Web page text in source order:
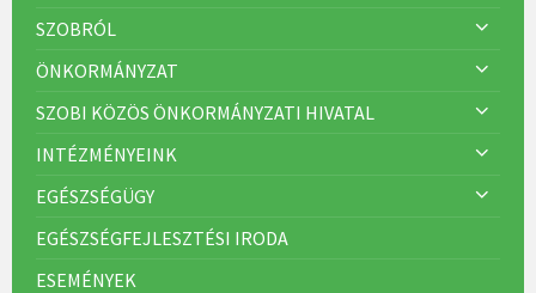
SZOBRÓL
ÖNKORMÁNYZAT
SZOBI KÖZÖS ÖNKORMÁNYZATI HIVATAL
INTÉZMÉNYEINK
EGÉSZSÉGÜGY
EGÉSZSÉGFEJLESZTÉSI IRODA
ESEMÉNYEK